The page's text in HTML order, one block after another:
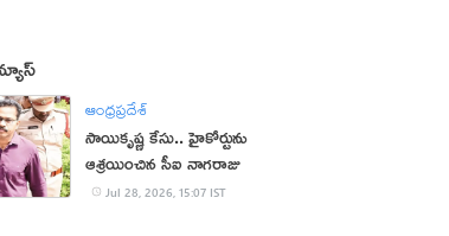
ఆంధ్రప్రదేశ్
సాయికృష్ణ కేసు.. హైకోర్టును
ఆశ్రయించిన సీఐ నాగరాజు
Jul 28, 2026, 15:07 IST